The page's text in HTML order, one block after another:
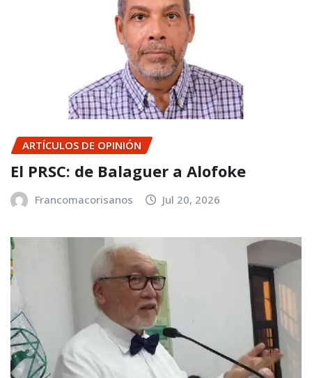
ARTÍCULOS DE OPINIÓN
El PRSC: de Balaguer a Alofoke
Francomacorisanos Jul 20, 2026